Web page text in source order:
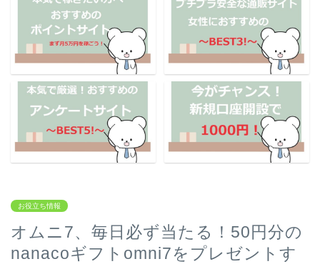
お役立ち情報
オムニ7、毎日必ず当たる！50円分の
nanacoギフトomni7をプレゼントす